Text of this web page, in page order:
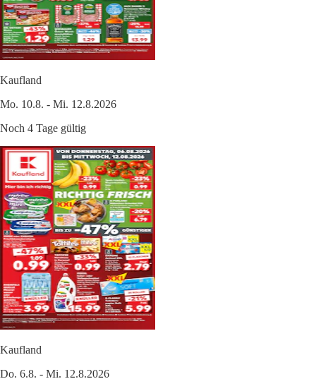
Kaufland
Mo. 10.8. - Mi. 12.8.2026
Noch 4 Tage gültig
Kaufland
Do. 6.8. - Mi. 12.8.2026